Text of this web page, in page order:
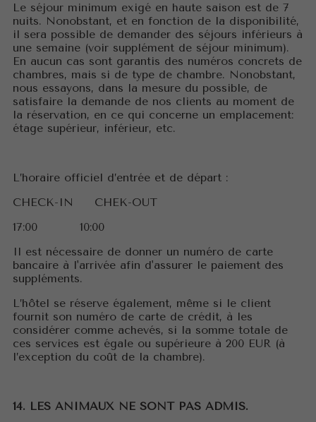
Le séjour minimum exigé en haute saison est de 7
nuits. Nonobstant, et en fonction de la disponibilité,
il sera possible de demander des séjours inférieurs à
une semaine (voir supplément de séjour minimum).
En aucun cas sont garantis des numéros concrets de
chambres, mais si de type de chambre. Nonobstant,
nous essayons, dans la mesure du possible, de
satisfaire la demande de nos clients au moment de
la réservation, en ce qui concerne un emplacement:
étage supérieur, inférieur, etc.
L’horaire officiel d’entrée et de départ :
CHECK-IN CHEK-OUT
17:00 10:00
Il est nécessaire de donner un numéro de carte
bancaire à l'arrivée afin d'assurer le paiement des
suppléments.
L’hôtel se réserve également, même si le client
fournit son numéro de carte de crédit, à les
considérer comme achevés, si la somme totale de
ces services est égale ou supérieure à 200 EUR (à
l’exception du coût de la chambre).
14. LES ANIMAUX NE SONT PAS ADMIS.